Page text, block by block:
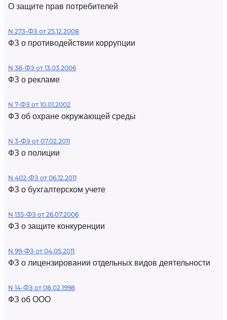
О защите прав потребителей
N 273-ФЗ от 25.12.2008
ФЗ о противодействии коррупции
N 38-ФЗ от 13.03.2006
ФЗ о рекламе
N 7-ФЗ от 10.01.2002
ФЗ об охране окружающей среды
N 3-ФЗ от 07.02.2011
ФЗ о полиции
N 402-ФЗ от 06.12.2011
ФЗ о бухгалтерском учете
N 135-ФЗ от 26.07.2006
ФЗ о защите конкуренции
N 99-ФЗ от 04.05.2011
ФЗ о лицензировании отдельных видов деятельности
N 14-ФЗ от 08.02.1998
ФЗ об ООО